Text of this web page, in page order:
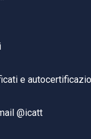
e
@icatt